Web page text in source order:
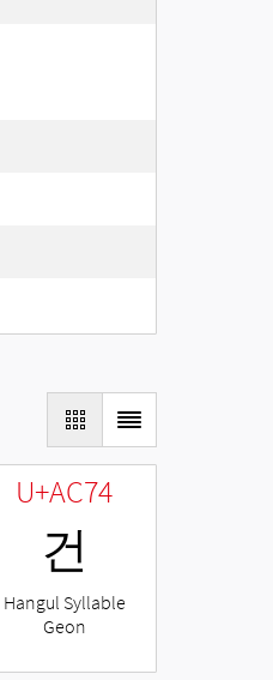
U+AC74
건
Hangul Syllable
Geon